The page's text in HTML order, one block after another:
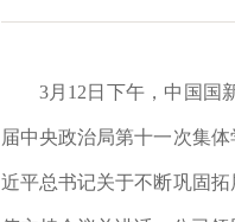
3月12 日下午，中国国
届中央政治局第十一次集
近平总书记关于不断巩固